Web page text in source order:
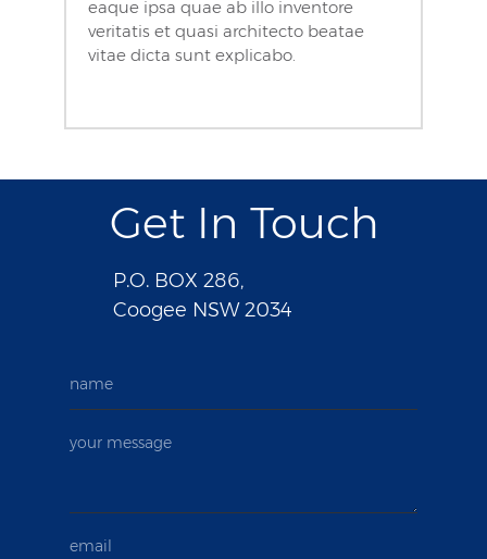
eaque ipsa quae ab illo inventore
veritatis et quasi architecto beatae
vitae dicta sunt explicabo.
Get In Touch
P.O. BOX 286,
Coogee NSW 2034